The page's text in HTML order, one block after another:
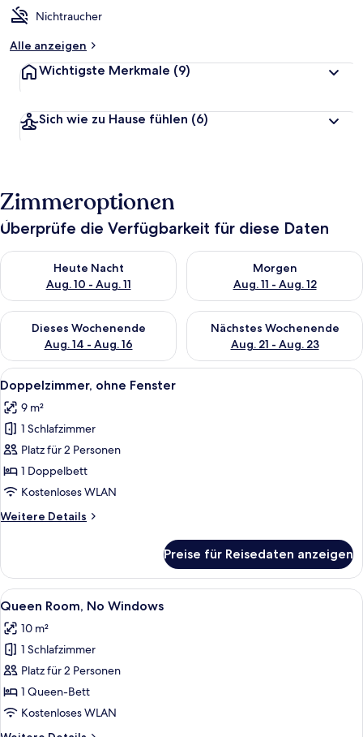
Nichtraucher
Alle anzeigen
Wichtigste Merkmale (9)
Sich wie zu Hause fühlen (6)
Zimmeroptionen
Überprüfe die Verfügbarkeit für diese Daten
Heute Nacht
Aug. 10 - Aug. 11
Überprüfe die Verfügbarkeit für heute Nacht, Aug. 10 - Aug.
Morgen
Aug. 11 - Aug. 12
Überprüfe die Verfügbarkeit
Dieses Wochenende
Aug. 14 - Aug. 16
Überprüfe die Verfügbarkeit für dieses Wochenende, Aug. 14
Nächstes Wochenende
Aug. 21 - Aug. 23
Überprüfe die Verfügbarkeit
Alle
Fotos
für
Doppelzimmer,
ohne
Fenster
anzeigen
Ein modernes Hotelzimmer mit
6
Doppelzimmer, ohne Fenster
9 m²
1 Schlafzimmer
Platz für 2 Personen
1 Doppelbett
Kostenloses WLAN
Weitere Details
Weitere
ohne
Fenster
Preise für Reisedaten anzeigen
Alle
Fotos
für
Queen
Room,
No
Windows
Ein modernes Hotelzimmer mit
6
Queen Room, No Windows
10 m²
1 Schlafzimmer
Platz für 2 Personen
1 Queen-Bett
Kostenloses WLAN